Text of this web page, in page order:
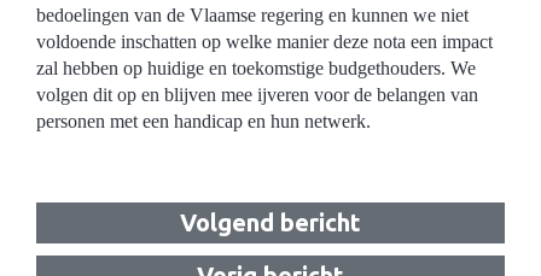
bedoelingen van de Vlaamse regering en kunnen we niet
voldoende inschatten op welke manier deze nota een impact
zal hebben op huidige en toekomstige budgethouders. We
volgen dit op en blijven mee ijveren voor de belangen van
personen met een handicap en hun netwerk.
Volgend bericht